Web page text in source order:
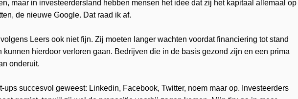
maar in investeerdersland hebben mensen het idee dat zij het kapitaal allemaal op
de nieuwe Google. Dat raad ik af.
Leers ook niet fijn. Zij moeten langer wachten voordat financiering tot stand
kunnen hierdoor verloren gaan. Bedrijven die in de basis gezond zijn en een prima
onderuit.
ups succesvol geweest: Linkedin, Facebook, Twitter, noem maar op. Investeerders